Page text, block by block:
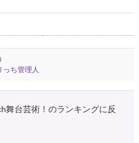
っち管理人
舞台芸術！のランキングに反